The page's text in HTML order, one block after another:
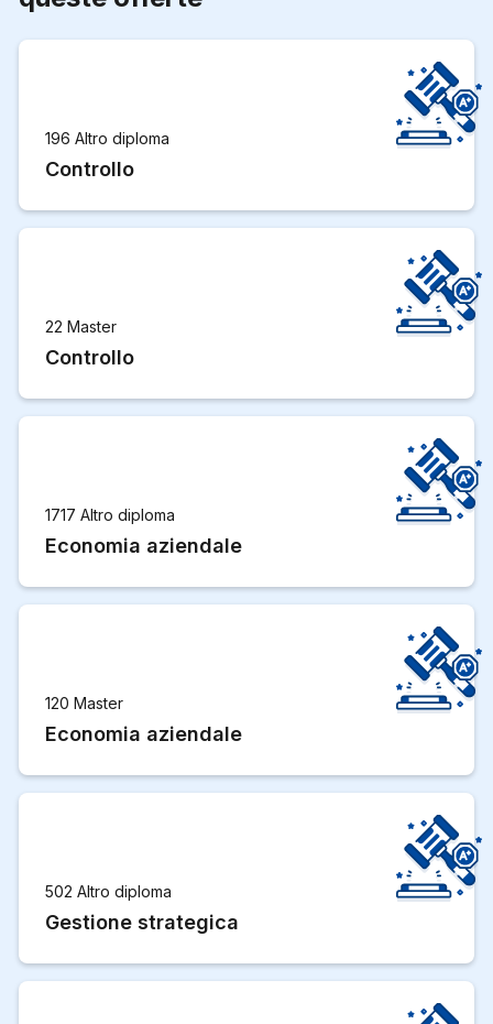
196 Altro diploma
Controllo
22 Master
Controllo
1717 Altro diploma
Economia aziendale
120 Master
Economia aziendale
502 Altro diploma
Gestione strategica